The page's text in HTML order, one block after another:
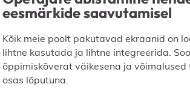
eesmärkide saavutamisel
Kõik meie poolt pakutavad ekraanid on
lihtne kasutada ja lihtne integreerida.
õppimiskõverat väikesena ja
osas lõputuna.